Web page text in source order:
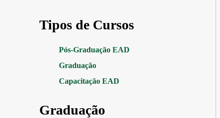
Tipos de Cursos
Pós-Graduação EAD
Graduação
Capacitação EAD
Graduação